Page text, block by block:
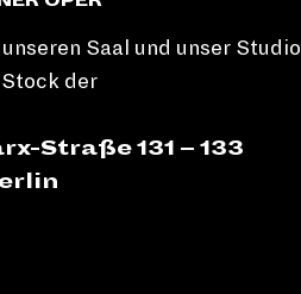
Saal und unser Studio
der
Straße 131 – 133